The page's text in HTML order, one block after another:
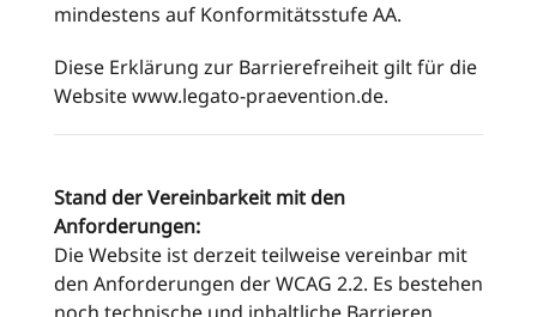
mindestens auf Konformitätsstufe AA.
Diese Erklärung zur Barrierefreiheit gilt für die
Website www.legato-praevention.de.
Stand der Vereinbarkeit mit den
Anforderungen:
Die Website ist derzeit teilweise vereinbar mit
den Anforderungen der WCAG 2.2. Es bestehen